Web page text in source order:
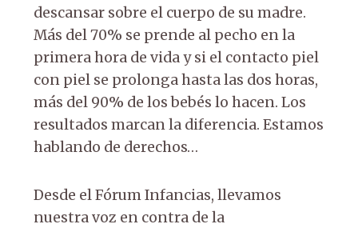
descansar sobre el cuerpo de su madre.
Más del 70% se prende al pecho en la
primera hora de vida y si el contacto piel
con piel se prolonga hasta las dos horas,
más del 90% de los bebés lo hacen. Los
resultados marcan la diferencia. Estamos
hablando de derechos…
Desde el Fórum Infancias, llevamos
nuestra voz en contra de la